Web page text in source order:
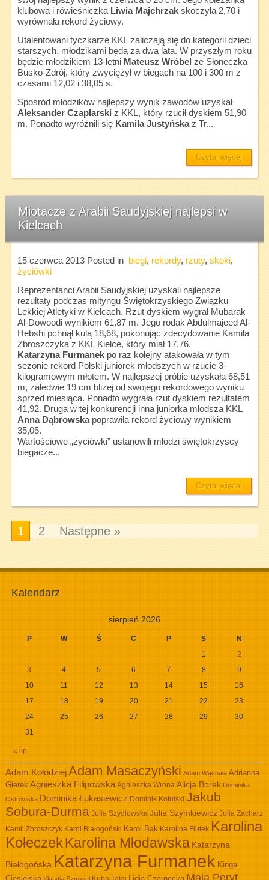
klubowa i rówieśniczka Liwia Majchrzakskoczyła 2,70 i
wyrównała rekord życiowy.
Utalentowani tyczkarze KKL zaliczają się do kategorii dzieci
starszych, młodzikami będą za dwa lata. W przyszłym roku
będzie młodzikiem 13-letni Mateusz Wróbel ze Słoneczka
Busko-Zdrój, który zwyciężył w biegach na 100 i 300 m z
czasami 12,02 i 38,05 s.
Spośród młodzików najlepszy wynik zawodów uzyskał
Aleksander Czaplarski z KKL, który rzucił dyskiem 51,90
m. Ponadto wyróżnili się Kamila Justyńskaz Tr...
Czytaj więcej
Miotacze z Arabii Saudyjskiej najlepsi w
Kielcach
15 czerwca 2013Posted in biegi, rekordy, rzuty, skoki,
życiówki
Reprezentanci Arabii Saudyjskiej uzyskali najlepsze
rezultaty podczas mityngu Świętokrzyskiego Związku
Lekkiej Atletyki w Kielcach. Rzut dyskiem wygrał Mubarak
Al-Dowoodi wynikiem 61,87 m. Jego rodak Abdulmajeed Al-
Hebshi pchnął kulą 18,68, pokonując zdecydowanie Kamila
Zbroszczyka z KKL Kielce, który miał 17,76.
Katarzyna Furmanekpo raz kolejny atakowała w tym
sezonie rekord Polski juniorek młodszych w rzucie 3-
kilogramowym młotem. W najlepszej próbie uzyskała 68,51
m, zaledwie 19 cm bliżej od swojego rekordowego wyniku
sprzed miesiąca. Ponadto wygrała rzut dyskiem rezultatem
41,92. Druga w tej konkurencji inna juniorka młodsza KKL
Anna Dąbrowskapoprawiła rekord życiowy wynikiem
35,05.
Wartościowe „życiówki” ustanowili młodzi świętokrzyscy
biegacze...
Czytaj więcej
1 2 Następne »
Kalendarz
sierpień 2026
P W Ś C P S N
« lip
1
2
3
4 5 6 7 8
9
10
11 12 13 14 15
16
17
18 19 20 21 22
23
24
25 26 27 28 29
30
31
Adam KołodziejAdam Masaczyński Adam Wąchała Adrianna
Gierek Agnieszka Filipowska Agnieszka Wrona Alicja Borek Dominika
Ostrowska Dominika Łukasiewicz Dominik Kotulski Jakub
Sobura-Durma Julia Szydłowska Julia Szymkiewicz Julia Zacharz
Kamil Zbroszczyk Karol Białogoński Karol Bąk Karolina Fiutek Karolina
KołeczekKarolina Młodawska Katarzyna
Białogońska Katarzyna Furmanek Kinga
Maja Peryt